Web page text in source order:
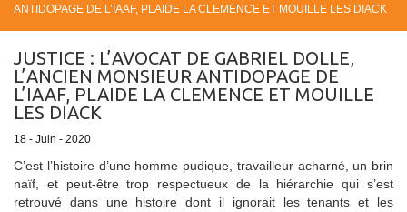
ANTIDOPAGE DE L’IAAF, PLAIDE LA CLEMENCE ET MOUILLE LES DIACK
JUSTICE : L’AVOCAT DE GABRIEL DOLLE,
L’ANCIEN MONSIEUR ANTIDOPAGE DE
L’IAAF, PLAIDE LA CLEMENCE ET MOUILLE
LES DIACK
18 - Juin - 2020
C’est l’histoire d’une homme pudique, travailleur acharné, un brin
naïf, et peut-être trop respectueux de la hiérarchie qui s’est
retrouvé dans une histoire dont il ignorait les tenants et les